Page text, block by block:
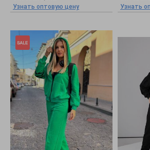
Узнать оптовую цену
Узнать